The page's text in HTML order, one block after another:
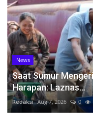
News
Saat Sumur
Harapan: Laznas...
Redaksi Aug 7, 2026 0